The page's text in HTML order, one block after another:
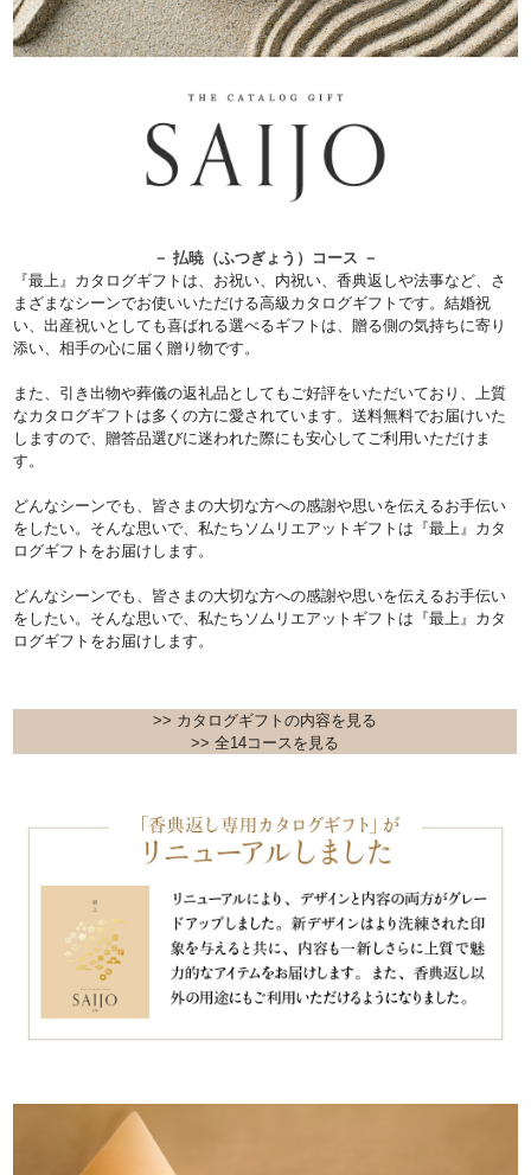
－ 払暁（ふつぎょう）コース －
『最上』カタログギフトは、お祝い、内祝い、香典返しや法事など、さ
まざまなシーンでお使いいただける高級カタログギフトです。結婚祝
い、出産祝いとしても喜ばれる選べるギフトは、贈る側の気持ちに寄り
添い、相手の心に届く贈り物です。
また、引き出物や葬儀の返礼品としてもご好評をいただいており、上質
なカタログギフトは多くの方に愛されています。送料無料でお届けいた
しますので、贈答品選びに迷われた際にも安心してご利用いただけま
す。
どんなシーンでも、皆さまの大切な方への感謝や思いを伝えるお手伝い
をしたい。そんな思いで、私たちソムリエアットギフトは『最上』カタ
ログギフトをお届けします。
どんなシーンでも、皆さまの大切な方への感謝や思いを伝えるお手伝い
をしたい。そんな思いで、私たちソムリエアットギフトは『最上』カタ
ログギフトをお届けします。
>> カタログギフトの内容を見る
>> 全14コースを見る